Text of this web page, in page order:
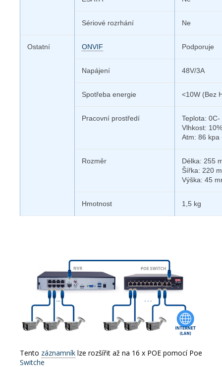
Sériové rozrhání Ne
Ostatní ONVIF Podporuje
Napájení 48V/3A
Spotřeba energie <10W (Bez
Pracovní prostředí
Teplota: 0C-
Vlhkost:
Atm: 86 kpa
Rozměr
Délka: 255
Šířka: 220
Výška: 45
Hmotnost 1,5 kg
Tento záznamník lze rozšířit až na 16 x POE pomocí Poe
Switche